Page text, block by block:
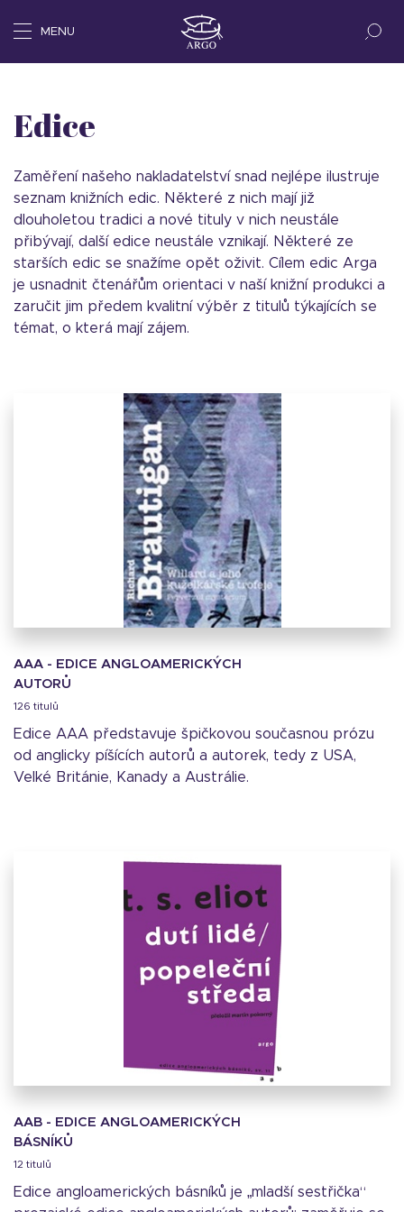
MENU
Edice
Zaměření našeho nakladatelství snad nejlépe ilustruje
seznam knižních edic. Některé z nich mají již
dlouholetou tradici a nové tituly v nich neustále
přibývají, další edice neustále vznikají. Některé ze
starších edic se snažíme opět oživit. Cílem edic Arga
je usnadnit čtenářům orientaci v naší knižní produkci a
zaručit jim předem kvalitní výběr z titulů týkajících se
témat, o která mají zájem.
AAA - EDICE ANGLOAMERICKÝCH
AUTORŮ
126 titulů
Edice AAA představuje špičkovou současnou prózu
od anglicky píšících autorů a autorek, tedy z USA,
Velké Británie, Kanady a Austrálie.
AAB - EDICE ANGLOAMERICKÝCH
BÁSNÍKŮ
12 titulů
Edice angloamerických básníků je „mladší sestřička“